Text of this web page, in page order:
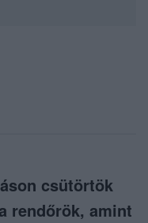
csütörtök
rendőrök, amint